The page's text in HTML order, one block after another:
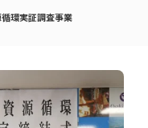
環実証調査事業